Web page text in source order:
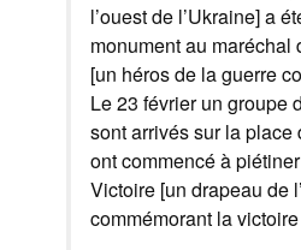
l’ouest de l’Ukraine] a
monument au maréchal
[un héros de la guerre
Le 23 février un groupe
sont arrivés sur la
ont commencé à
Victoire [un drapeau de
commémorant la